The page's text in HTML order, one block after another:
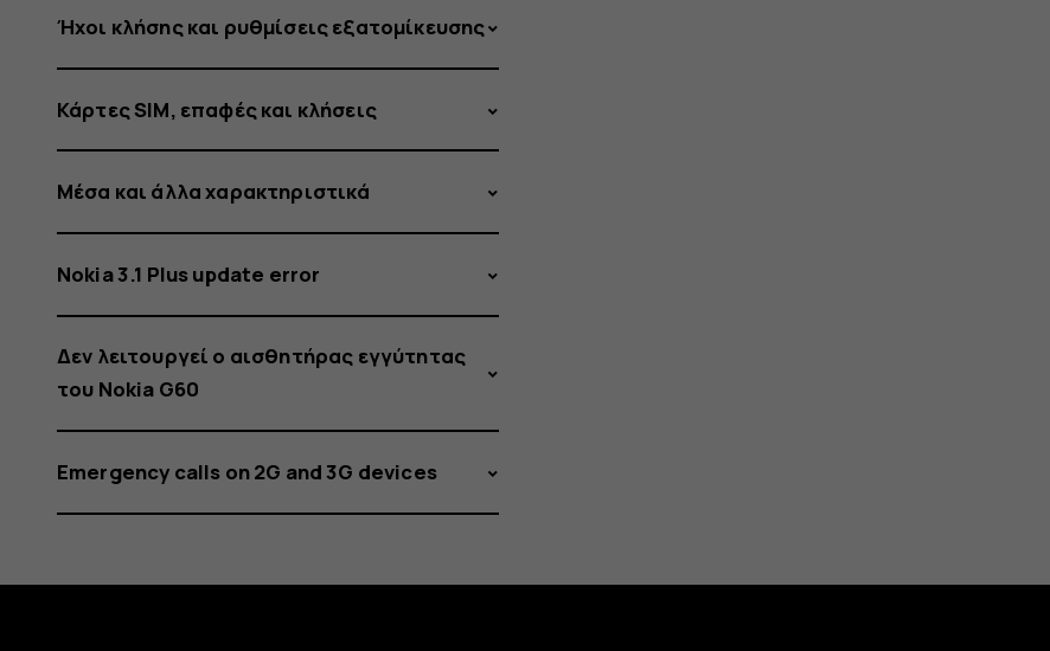
Ήχοι κλήσης και ρυθμίσεις εξατομίκευσης
Κάρτες SIM, επαφές και κλήσεις
Μέσα και άλλα χαρακτηριστικά
Nokia 3.1 Plus update error
Δεν λειτουργεί ο αισθητήρας εγγύτητας
του Nokia G60
Emergency calls on 2G and 3G devices